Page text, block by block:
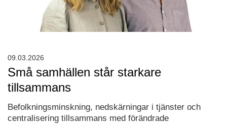
Små samhällen står starkare
tillsammans
Befolkningsminskning, nedskärningar i tjänster och
centralisering tillsammans med förändrade
09.03.2026